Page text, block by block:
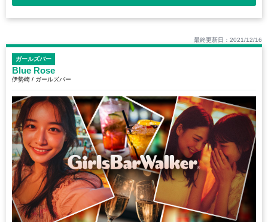
最終更新日：2021/12/16
ガールズバー
Blue Rose
伊勢崎 / ガールズバー